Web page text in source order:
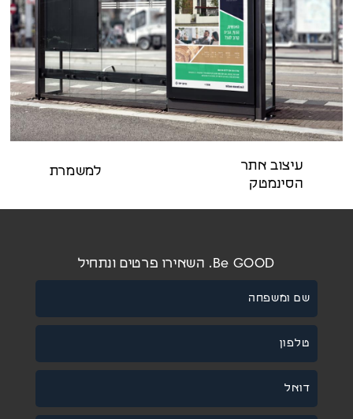
למשמרת
עיצוב אתר
הסינמטק
Be GOOD. השאירו פרטים ונתחיל